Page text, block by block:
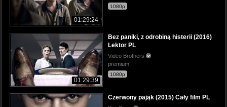
01:29:24
1080p
01:29:39
Bez paniki, z odrobiną histerii (2016)
Lektor PL
Video Brothers
premium
1080p
Czerwony pająk (2015) Cały film PL